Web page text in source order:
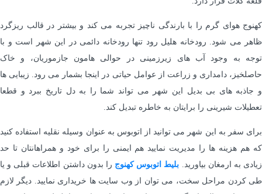
کهنوج هوای گرم را با بارندگی ناچیز تجربه می کند و بیشتر در قالب ریزگرد
ظاهر می شود. رودخانه هلیل رود تنها رودخانه دائمی در این شهر است و با
توجه به وجود آب های زیرزمینی در حوالی هامون جازموریان، و خاک
حاصلخیز، دامداری و زراعت از عوامل حیاتی در اینجا بشمار می رود. زیبایی ها
و جاذبه های بی بدیل این شهر می تواند شما را به دل تاریخ ببرد و قطعا
تعطیلات شیرینی را برایتان به خاطره تبدیل کند.
برای سفر به این شهر می توانید از اتوبوس به عنوان وسیله نقلیه استفاده کنید
که هم هزینه ها را مدیریت نمایید هم ایمنی را برای خود و همراهانتان تا حد
زیادی به ارمغان بیاورید. بلیط اتوبوس کهنوج را بدون داشتن اطلاعات قبلی و یا
طی کردن مراحل سخت، می توان از وب سایت ها خریداری نمایید. دیگر لازم